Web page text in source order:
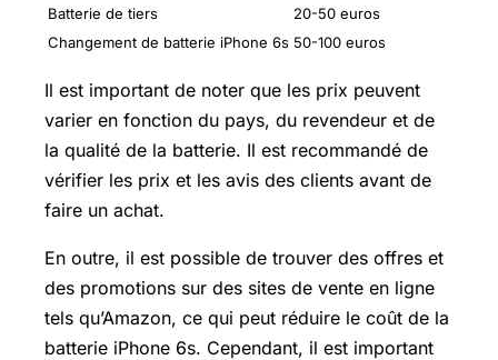
Batterie de tiers
20-50 euros
Changement de batterie iPhone 6s 50-100 euros
Il est important de noter que les prix peuvent
varier en fonction du pays, du revendeur et de
la qualité de la batterie. Il est recommandé de
vérifier les prix et les avis des clients avant de
faire un achat.
En outre, il est possible de trouver des offres et
des promotions sur des sites de vente en ligne
tels qu’Amazon, ce qui peut réduire le coût de la
batterie iPhone 6s. Cependant, il est important